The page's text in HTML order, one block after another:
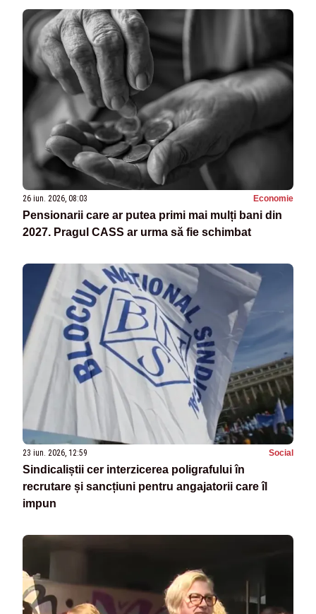
26 iun. 2026, 08:03 Economie
Pensionarii care ar putea primi mai mulți bani din
2027. Pragul CASS ar urma să fie schimbat
23 iun. 2026, 12:59 Social
Sindicaliștii cer interzicerea poligrafului în
recrutare și sancțiuni pentru angajatorii care îl
impun